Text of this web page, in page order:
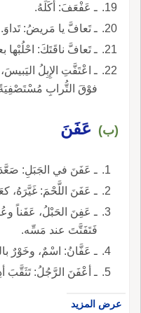
ـ عَفْعَفَ: أكَلَهُ.
ـ تَعافَّ يا مَريضُ: تَداوَ.
ـ تَعافَّ ناقَتَكَ: احْلُبْها
ـ اعْتَفَّتِ الإِبِلُ
فوْقَ التُّرابِ
(ب) عَفَنَ
ـ عَفَنَ في الجَبَلِ:
ـ عَفَنَ اللَّحْمَ: غَيَّرَهُ،
ـ عَفِنَ الحَبْلُ، عَفَناً
فَتَفَتَّتَ عند مَسِّه.
ـ عَفَّانُ: اسْمٌ، وخَوْرٌ
ـ أعْفَنَ الرَّجُلُ: تَثَقَّبَ
عرض المزيد